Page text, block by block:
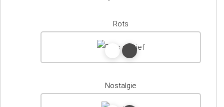
Rots
Nostalgie